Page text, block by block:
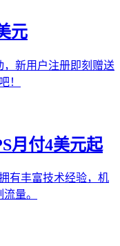
元
，新用户注册即刻赠送
！
月付4美元起
有丰富技术经验，机
量。